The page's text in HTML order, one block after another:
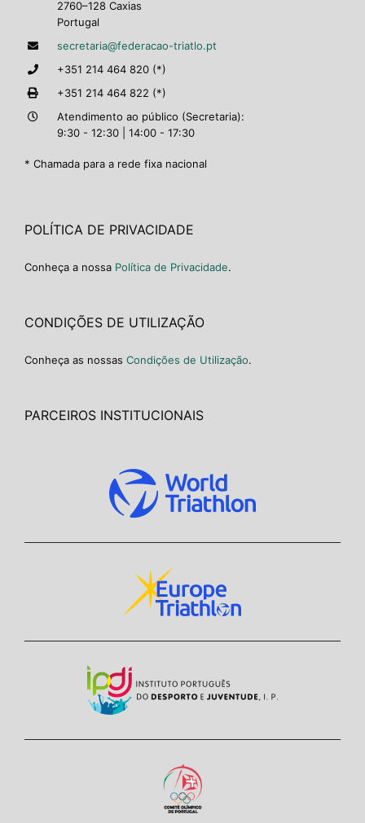
2760–128 Caxias
Portugal
secretaria@federacao-triatlo.pt
+351 214 464 820 (*)
+351 214 464 822 (*)
Atendimento ao público (Secretaria):
9:30 - 12:30 | 14:00 - 17:30
* Chamada para a rede fixa nacional
POLÍTICA DE PRIVACIDADE
Conheça a nossa Política de Privacidade.
CONDIÇÕES DE UTILIZAÇÃO
Conheça as nossas Condições de Utilização.
PARCEIROS INSTITUCIONAIS